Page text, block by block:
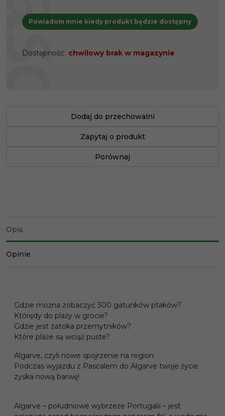
Powiadom mnie kiedy produkt będzie dostępny
Dostępność: chwilowy brak w magazynie
Dodaj do przechowalni
Zapytaj o produkt
Porównaj
Opis
Opinie
Gdzie można zobaczyć 300 gatunków ptaków?
Którędy do plaży w grocie?
Gdzie jest zatoka przemytników?
Które plaże są wciąż puste?
Algarve, czyli nowe spojrzenie na region.
Podczas wyjazdu z Pascalem do Algarve twoje życie
zyska nową barwę!
Algarve – południowe wybrzeże Portugalii – jest